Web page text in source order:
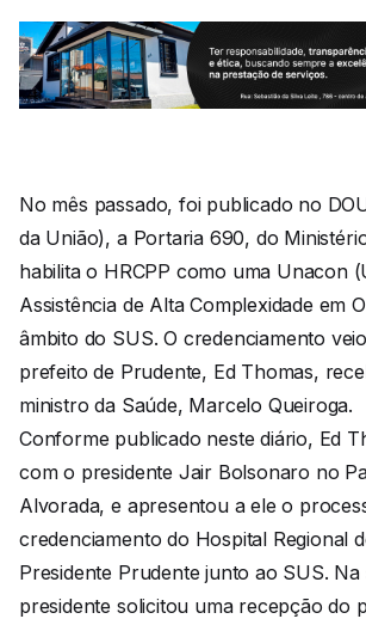
No mês passado, foi publicado no
da União), a Portaria 690, do
habilita o HRCPP como uma Unacon
Assistência de Alta Complexidade em
âmbito do SUS. O credenciamento
prefeito de Prudente, Ed Thomas,
ministro da Saúde, Marcelo Queiroga.
Conforme publicado neste diário, Ed
com o presidente Jair Bolsonaro no
Alvorada, e apresentou a ele o
credenciamento do Hospital Regional
Presidente Prudente junto ao SUS. Na
presidente solicitou uma recepção do